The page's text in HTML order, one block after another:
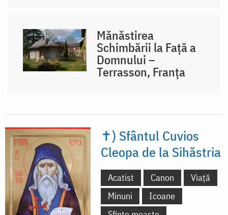
Mănăstirea
Schimbării la Față a
Domnului –
Terrasson, Franţa
✝) Sfântul Cuvios
Cleopa de la Sihăstria
Acatist Canon
Viață
Minuni
Icoane